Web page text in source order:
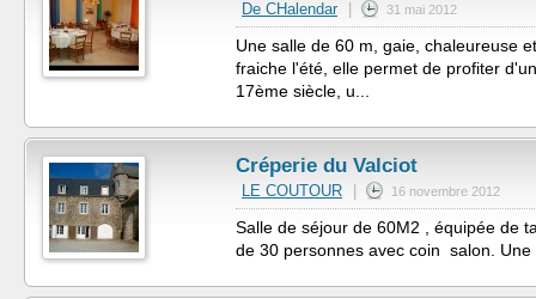
De CHalendar 31 mai 2012
Une salle de 60 m, gaie, chaleureuse
fraiche l'été, elle permet de profiter
17ème siècle, u...
Créperie du Valciot
LE COUTOUR 16 novembre 2012
Salle de séjour de 60M2 , équipée de
de 30 personnes avec coin salon. Une